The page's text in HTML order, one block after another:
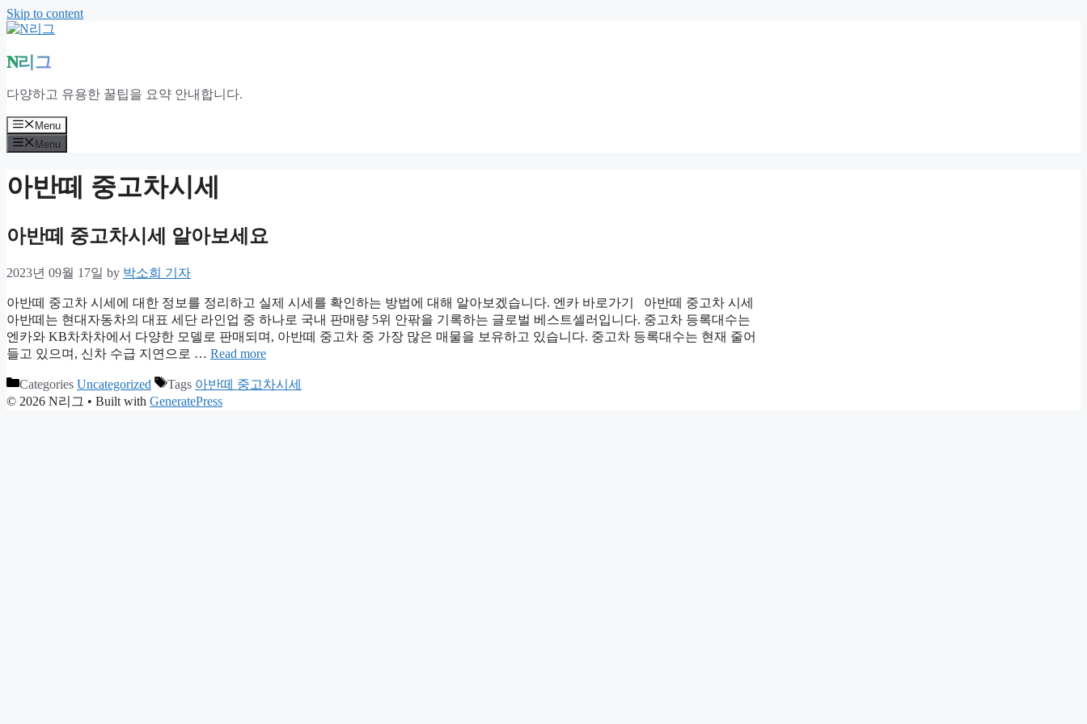
Skip to content
N리그
다양하고 유용한 꿀팁을 요약 안내합니다.
Menu
Menu
아반떼 중고차시세
아반떼 중고차시세 알아보세요
2023년 09월 17일 by 박소희 기자
아반떼 중고차 시세에 대한 정보를 정리하고 실제 시세를 확인하는 방법에 대해 알아보겠습니다. 엔카 바로가기 아반떼 중고차 시세
아반떼는 현대자동차의 대표 세단 라인업 중 하나로 국내 판매량 5위 안팎을 기록하는 글로벌 베스트셀러입니다. 중고차 등록대수는
엔카와 KB차차차에서 다양한 모델로 판매되며, 아반떼 중고차 중 가장 많은 매물을 보유하고 있습니다. 중고차 등록대수는 현재 줄어
들고 있으며, 신차 수급 지연으로 … Read more
Categories Uncategorized Tags 아반떼 중고차시세
© 2026 N리그 • Built with GeneratePress